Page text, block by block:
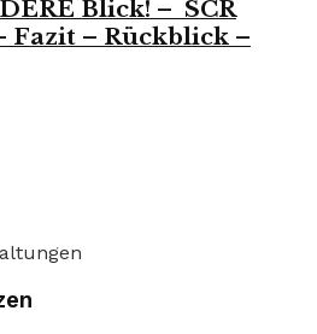
Blick! – SCR
Fazit – Rückblick –